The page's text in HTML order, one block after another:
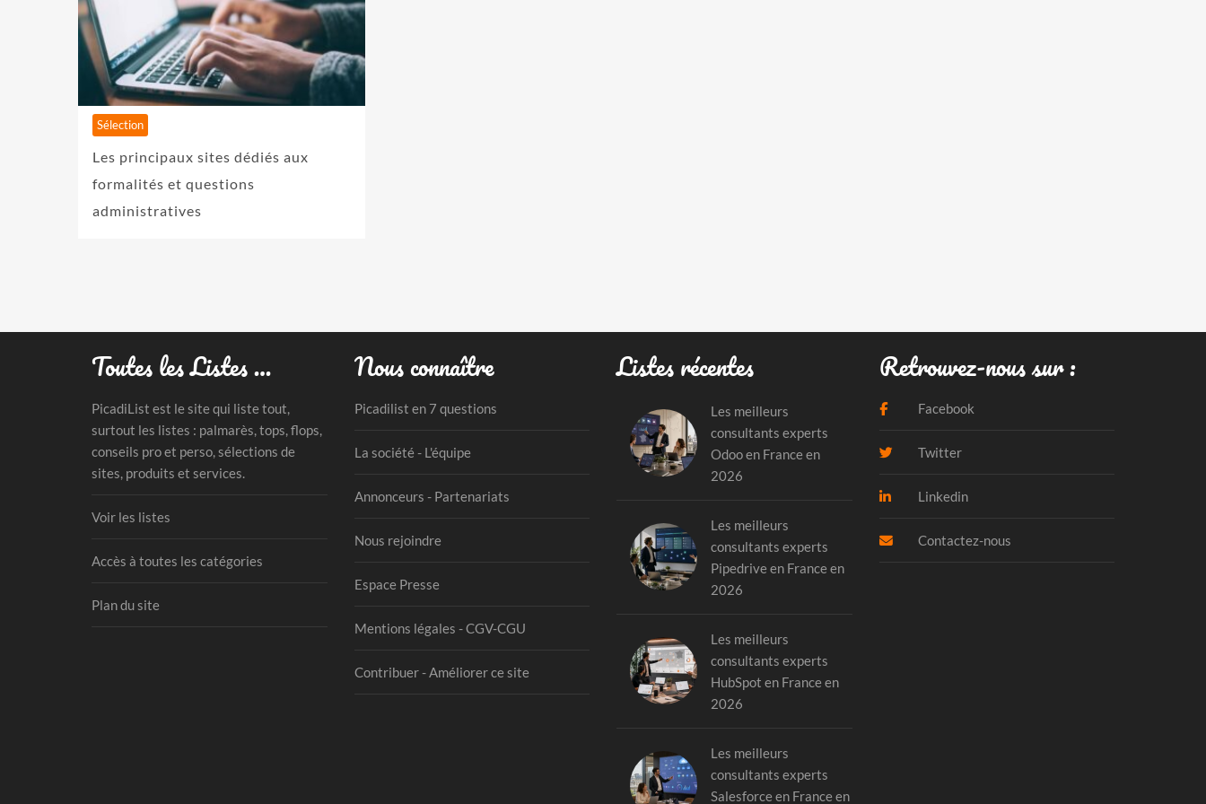
Sélection
Les principaux sites dédiés aux
formalités et questions
administratives
Toutes les Listes …
PicadiList est le site qui liste tout,
surtout les listes : palmarès, tops, flops,
conseils pro et perso, sélections de
sites, produits et services.
Voir les listes
Accès à toutes les catégories
Plan du site
Nous connaître
Picadilist en 7 questions
La société - L'équipe
Annonceurs - Partenariats
Nous rejoindre
Espace Presse
Mentions légales - CGV-CGU
Contribuer - Améliorer ce site
Listes récentes
Les meilleurs
consultants experts
Odoo en France en
2026
Les meilleurs
consultants experts
Pipedrive en France en
2026
Les meilleurs
consultants experts
HubSpot en France en
2026
Les meilleurs
consultants experts
Salesforce en France en
Retrouvez-nous sur :
Facebook
Twitter
Linkedin
Contactez-nous